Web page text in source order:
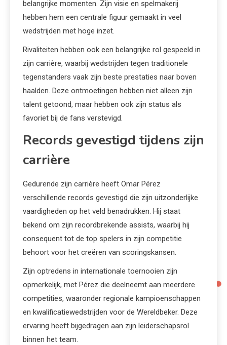
belangrijke momenten. Zijn visie en spelmakerij
hebben hem een centrale figuur gemaakt in veel
wedstrijden met hoge inzet.
Rivaliteiten hebben ook een belangrijke rol gespeeld in
zijn carrière, waarbij wedstrijden tegen traditionele
tegenstanders vaak zijn beste prestaties naar boven
haalden. Deze ontmoetingen hebben niet alleen zijn
talent getoond, maar hebben ook zijn status als
favoriet bij de fans verstevigd.
Records gevestigd tijdens zijn
carrière
Gedurende zijn carrière heeft Omar Pérez
verschillende records gevestigd die zijn uitzonderlijke
vaardigheden op het veld benadrukken. Hij staat
bekend om zijn recordbrekende assists, waarbij hij
consequent tot de top spelers in zijn competitie
behoort voor het creëren van scoringskansen.
Zijn optredens in internationale toernooien zijn
opmerkelijk, met Pérez die deelneemt aan meerdere
competities, waaronder regionale kampioenschappen
en kwalificatiewedstrijden voor de Wereldbeker. Deze
ervaring heeft bijgedragen aan zijn leiderschapsrol
binnen het team.